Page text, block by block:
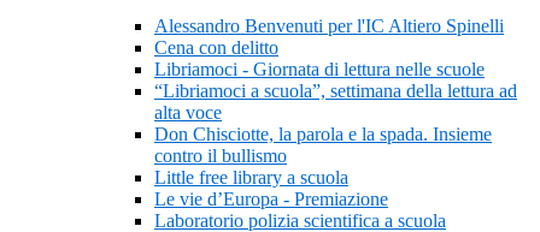
Alessandro Benvenuti per l'IC Altiero Spinelli
Cena con delitto
Libriamoci - Giornata di lettura nelle scuole
“Libriamoci a scuola”, settimana della lettura ad
alta voce
Don Chisciotte, la parola e la spada. Insieme
contro il bullismo
Little free library a scuola
Le vie d’Europa - Premiazione
Laboratorio polizia scientifica a scuola